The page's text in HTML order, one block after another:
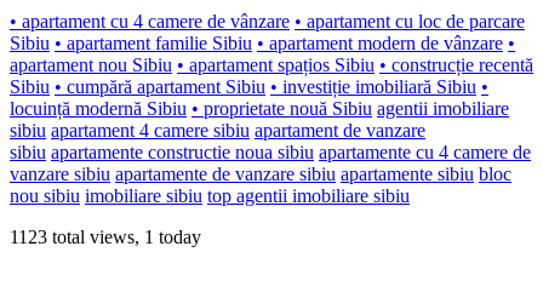
• apartament cu 4 camere de vânzare • apartament cu loc de parcare
Sibiu • apartament familie Sibiu • apartament modern de vânzare •
apartament nou Sibiu • apartament spațios Sibiu • construcție recentă
Sibiu • cumpără apartament Sibiu • investiție imobiliară Sibiu •
locuință modernă Sibiu • proprietate nouă Sibiu agentii imobiliare
sibiu apartament 4 camere sibiu apartament de vanzare
sibiu apartamente constructie noua sibiu apartamente cu 4 camere de
vanzare sibiu apartamente de vanzare sibiu apartamente sibiu bloc
nou sibiu imobiliare sibiu top agentii imobiliare sibiu
1123 total views, 1 today